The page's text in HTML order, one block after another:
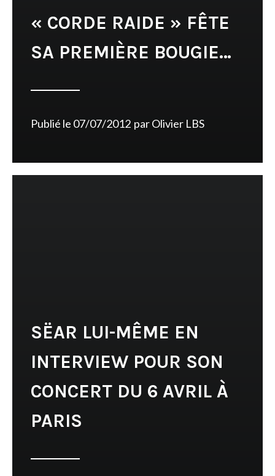
« CORDE RAIDE » FÊTE
SA PREMIÈRE BOUGIE…
Publié le 07/07/2012 parOlivier LBS
SËAR LUI-MÊME EN
INTERVIEW POUR SON
CONCERT DU 6 AVRIL À
PARIS